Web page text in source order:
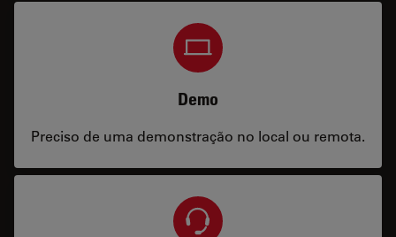
Demo
Preciso de uma demonstração no local ou remota.